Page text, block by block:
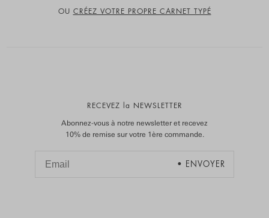
OU CRÉEZ VOTRE PROPRE CARNET TYPÉ
RECEVEZ la NEWSLETTER
Abonnez-vous à notre newsletter et recevez
10% de remise sur votre 1ère commande.